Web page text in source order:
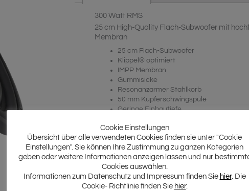
300 Watt RMS
25 cm High-Quality Flach-Subwoofer mit
Membran
25 cm Flach-Subwoofer
Klippel® optimiert
IMPP Membran
Gummisicke
Resonanzarmer Stahlkorb
50 mm Kupferschwingspule
Geringe Einbautiefe
Cookie Einstellungen
Übersicht über alle verwendeten Cookies finden sie unter "Cookie
Einstellungen". Sie können Ihre Zustimmung zu ganzen Kategorien
geben oder weitere Informationen anzeigen lassen und nur
Cookies auswählen.
Informationen zum Datenschutz und Impressum finden Sie hier. Die
Cookie- Richtlinie finden Sie hier.